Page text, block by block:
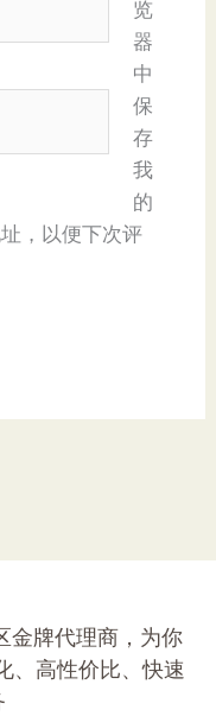
览
器
中
保
存
我
的
，以便下次评
金牌代理商，为你
、高性价比、快速